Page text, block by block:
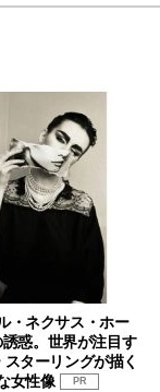
・ネクサス・ホー
惑。世界が注目す
ターリングが描く
女性像
PR